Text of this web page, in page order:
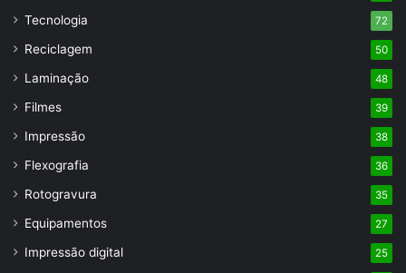
Tecnologia 72
Reciclagem 50
Laminação 48
Filmes 39
Impressão 38
Flexografia 36
Rotogravura 35
Equipamentos 27
Impressão digital 25